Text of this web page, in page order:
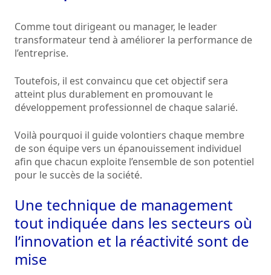
Comme tout dirigeant ou manager, le leader
transformateur tend à améliorer la performance de
l’entreprise.
Toutefois, il est convaincu que cet objectif sera
atteint plus durablement en promouvant le
développement professionnel de chaque salarié.
Voilà pourquoi il guide volontiers chaque membre
de son équipe vers un épanouissement individuel
afin que chacun exploite l’ensemble de son potentiel
pour le succès de la société.
Une technique de management
tout indiquée dans les secteurs où
l’innovation et la réactivité sont de
mise